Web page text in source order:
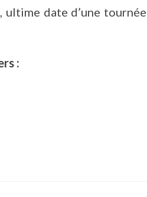
ultime date d’une tournée
: